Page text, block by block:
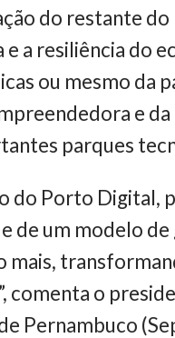
do restante do
a resiliência do
ou mesmo da
e
parques
do Porto Digital,
de um modelo
comenta o
Pernambuco